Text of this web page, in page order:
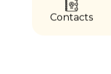
Contacts